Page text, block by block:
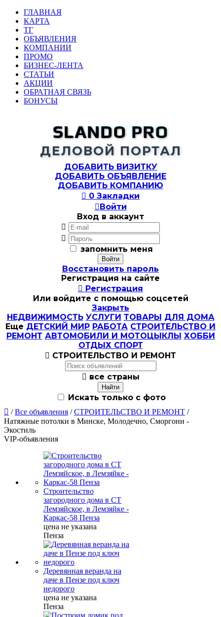
ГЛАВНАЯ
КАРТА
ТГ
ОБЪЯВЛЕНИЯ
КОМПАНИИ
ПРОМО
БИЗНЕС-ЛЕНТА
СТАТЬИ
АКЦИИ
ОБРАТНАЯ СВЯЗЬ
БОНУСЫ
SLANDO PRO
ДЕЛОВОЙ ПОРТАЛ
ДОБАВИТЬ ВИЗИТКУ
ДОБАВИТЬ ОБЪЯВЛЕНИЕ
ДОБАВИТЬ КОМПАНИЮ
 0 Закладки
Войти
Вход в аккаунт


запомнить меня
Восстановить пароль
Регистрация на сайте
 Регистрация
Или войдите с помощью соцсетей
Закрыть
НЕДВИЖИМОСТЬ УСЛУГИ ТОВАРЫ ДЛЯ ДОМА
Еще ДЕТСКИЙ МИР РАБОТА СТРОИТЕЛЬСТВО И
РЕМОНТ АВТОМОБИЛИ И МОТОЦЫКЛЫ ХОББИ
ОТДЫХ СПОРТ
 СТРОИТЕЛЬСТВО И РЕМОНТ
 все страны
Искать только с фото
 /Все объявления /СТРОИТЕЛЬСТВО И РЕМОНТ /
Натяжные потолки в Минске, Молодечно, Сморгони -
Экостиль
VIP-объявления
Строительство
загородного дома в СТ
Лемзяйское, в Лемзяйке -
Каркас-58 Пенза
цена не указана
Пенза
Деревянная веранда на
даче в Пензе под ключ
недорого
цена не указана
Пенза